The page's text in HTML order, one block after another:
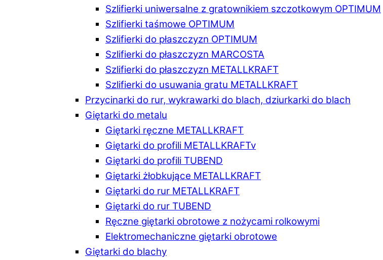
Szlifierki uniwersalne z gratownikiem szczotkowym OPTIMUM
Szlifierki taśmowe OPTIMUM
Szlifierki do płaszczyzn OPTIMUM
Szlifierki do płaszczyzn MARCOSTA
Szlifierki do płaszczyzn METALLKRAFT
Szlifierki do usuwania gratu METALLKRAFT
Przycinarki do rur, wykrawarki do blach, dziurkarki do blach
Giętarki do metalu
Giętarki ręczne METALLKRAFT
Giętarki do profili METALLKRAFTv
Giętarki do profili TUBEND
Giętarki żłobkujące METALLKRAFT
Giętarki do rur METALLKRAFT
Giętarki do rur TUBEND
Ręczne giętarki obrotowe z nożycami rolkowymi
Elektromechaniczne giętarki obrotowe
Giętarki do blachy